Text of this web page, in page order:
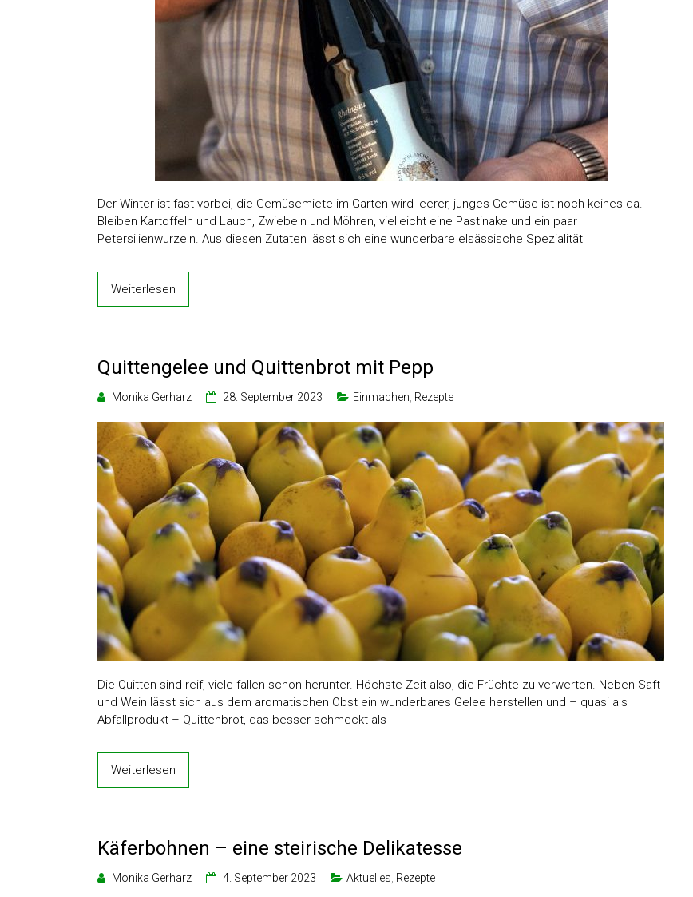
Der Winter ist fast vorbei, die Gemüsemiete im Garten wird leerer, junges Gemüse ist noch keines da.
Bleiben Kartoffeln und Lauch, Zwiebeln und Möhren, vielleicht eine Pastinake und ein paar
Petersilienwurzeln. Aus diesen Zutaten lässt sich eine wunderbare elsässische Spezialität
Weiterlesen
Quittengelee und Quittenbrot mit Pepp
Monika Gerharz 28. September 2023 Einmachen Rezepte
Die Quitten sind reif, viele fallen schon herunter. Höchste Zeit also, die Früchte zu verwerten. Neben Saft
und Wein lässt sich aus dem aromatischen Obst ein wunderbares Gelee herstellen und – quasi als
Abfallprodukt – Quittenbrot, das besser schmeckt als
Weiterlesen
Käferbohnen – eine steirische Delikatesse
Monika Gerharz 4. September 2023 Aktuelles Rezepte